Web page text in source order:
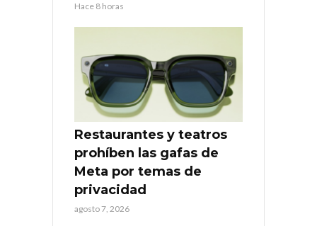
Hace 8 horas
Restaurantes y teatros
prohíben las gafas de
Meta por temas de
privacidad
agosto 7, 2026